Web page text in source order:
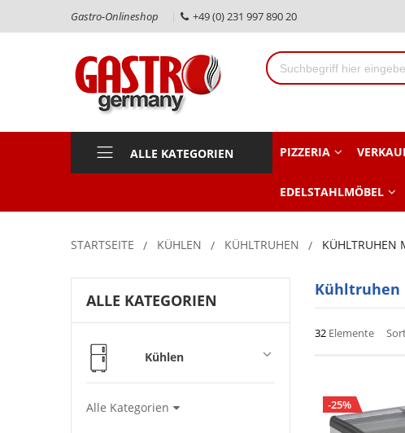
Gastro-Onlineshop +49 (0) 231 997 890 20
ALLE KATEGORIEN PIZZERIA
EDELSTAHLMÖBEL
STARTSEITE KÜHLEN KÜHLTRUHEN KÜHLTRUHEN
Kühltruhen
32 Elemente
-25%
ALLE KATEGORIEN
Kühlen
Alle Kategorien